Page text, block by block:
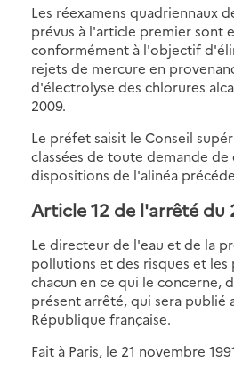
Les réexamens quadriennaux
prévus à l'article premier sont
conformément à l'objectif
rejets de mercure en
d'électrolyse des chlorures
2009.
Le préfet saisit le Conseil
classées de toute demande
dispositions de l'alinéa
Article 12 de l'arrêté du
Le directeur de l'eau et de la
pollutions et des risques et les
chacun en ce qui le concerne,
présent arrêté, qui sera publié
République française.
Fait à Paris, le 21 novembre